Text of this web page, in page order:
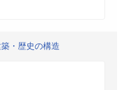
・歴史の構造